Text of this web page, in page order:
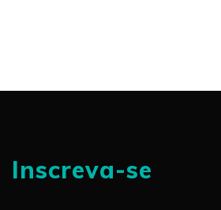
Inscreva-se